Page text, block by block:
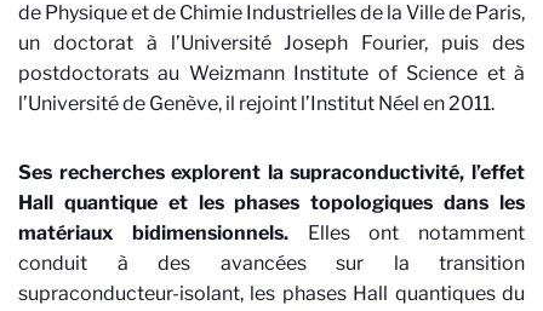
de Physique et de Chimie Industrielles de la Ville de Paris,
un doctorat à l’Université Joseph Fourier, puis des
postdoctorats au Weizmann Institute of Science et à
l’Université de Genève, il rejoint l’Institut Néel en 2011.
Ses recherches explorent la supraconductivité, l’effet
Hall quantique et les phases topologiques dans les
matériaux bidimensionnels.Elles ont notamment
conduit à des avancées sur la transition
supraconducteur-isolant, les phases Hall quantiques du